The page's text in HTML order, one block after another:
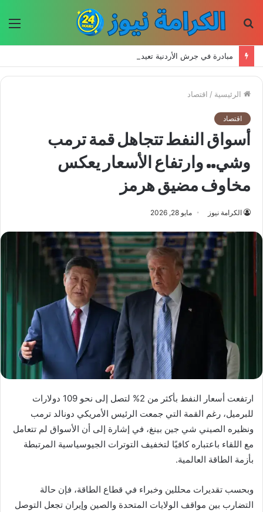
الرئيسية / اقتصاد
اقتصاد
أسواق النفط تتجاهل قمة ترمب
وشي.. وارتفاع الأسعار يعكس
مخاوف مضيق هرمز
الكرامة نيوز مايو 28, 2026
ارتفعت أسعار النفط بأكثر من 2% لتصل إلى نحو 109 دولارات
للبرميل، رغم القمة التي جمعت الرئيس الأمريكي دونالد ترمب
ونظيره الصيني شي جين بينغ، في إشارة إلى أن الأسواق لم تتعامل
مع اللقاء باعتباره كافيًا لتخفيف التوترات الجيوسياسية المرتبطة
بأزمة الطاقة العالمية.
وبحسب تقديرات محللين وخبراء في قطاع الطاقة، فإن حالة
التضارب بين مواقف الولايات المتحدة والصين وإيران تجعل التوصل